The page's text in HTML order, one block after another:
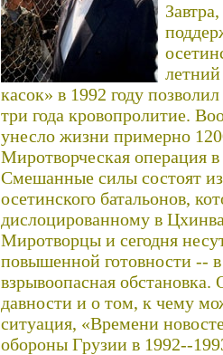
касок» в 1992 году
три года кровопролитие.
унесло жизни примерно
Миротворческая операция
Смешанные силы состоят из
осетинского батальонов,
дислоцированному в
Миротворцы и сегодня
повышенной готовности --
взрывоопасная
давности и о том, к чему
ситуация, «Времени
обороны Грузии в 1992--